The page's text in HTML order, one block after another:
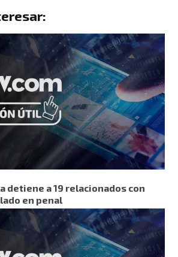
detiene a 19 relacionados con
en penal